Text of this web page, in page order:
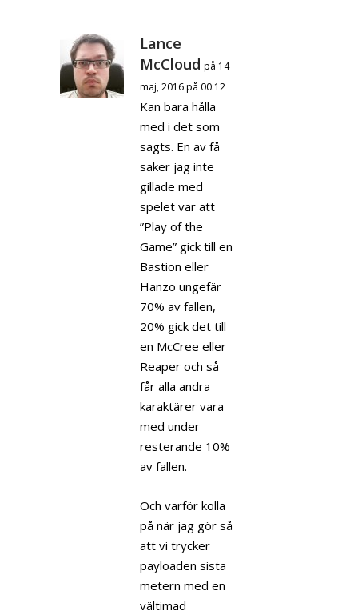
Lance
McCloud på 14
maj, 2016 på 00:12
Kan bara hålla
med i det som
sagts. En av få
saker jag inte
gillade med
spelet var att
”Play of the
Game” gick till en
Bastion eller
Hanzo ungefär
70% av fallen,
20% gick det till
en McCree eller
Reaper och så
får alla andra
karaktärer vara
med under
resterande 10%
av fallen.
Och varför kolla
på när jag gör så
att vi trycker
payloaden sista
metern med en
vältimad